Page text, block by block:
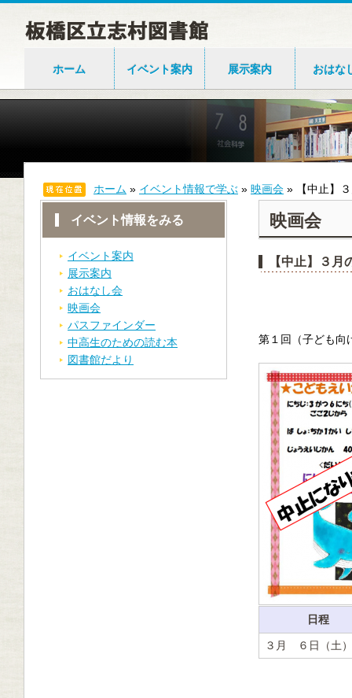
ホーム イベント案内 展示案内 おはな
ホーム » イベント情報で学ぶ » 映画会 » 【中止】
イベント情報をみる
イベント案内
展示案内
おはなし会
映画会
パスファインダー
中高生のための読む本
図書館だより
映画会
【中止】３月
第１回（子ども向
日程
３月 ６日（土）